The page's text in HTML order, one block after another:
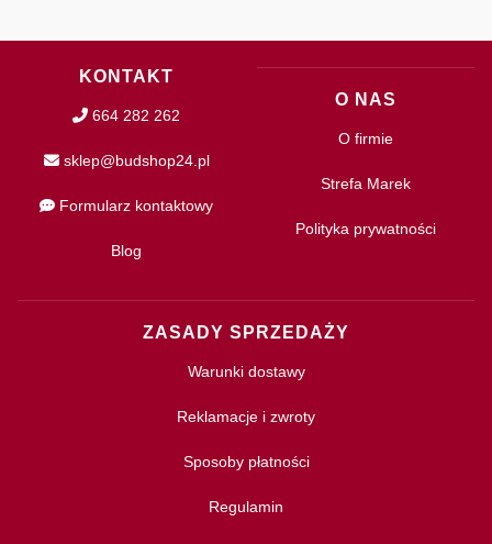
KONTAKT
664 282 262
sklep@budshop24.pl
Formularz kontaktowy
Blog
O NAS
O firmie
Strefa Marek
Polityka prywatności
ZASADY SPRZEDAŻY
Warunki dostawy
Reklamacje i zwroty
Sposoby płatności
Regulamin